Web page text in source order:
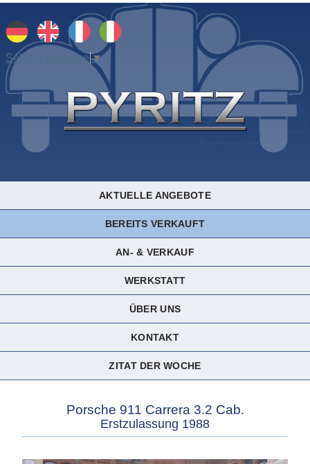
Select Language▼
AKTUELLE ANGEBOTE
BEREITS VERKAUFT
AN- & VERKAUF
WERKSTATT
ÜBER UNS
KONTAKT
ZITAT DER WOCHE
Porsche 911 Carrera 3.2 Cab.
Erstzulassung 1988